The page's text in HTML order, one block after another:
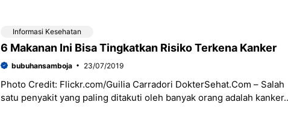
Informasi Kesehatan
6 Makanan Ini Bisa Tingkatkan Risiko Terkena Kanker
bubuhansamboja 23/07/2019
Photo Credit: Flickr.com/Guilia Carradori DokterSehat.Com – Salah
satu penyakit yang paling ditakuti oleh banyak orang adalah kanker.